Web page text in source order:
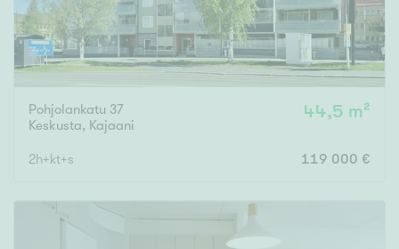
Pohjolankatu 37
Keskusta, Kajaani
44,5 m²
2h+kt+s 119 000 €